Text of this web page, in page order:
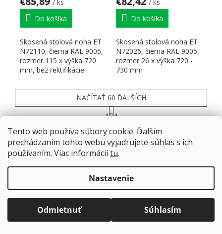
Tento web používa súbory cookie. Ďalším
prechádzaním tohto webu vyjadrujete súhlas s ich
používaním. Viac informáciítu.
Nastavenie
Odmietnuť Súhlasím
Doprava zadarmopre balíkové zásielky v hodnote
nad120 EUR*.
Balíky zasielame už od4 EUR.
ZRÝCHĽUJEME.
/ ks
Do košíka
Skosená stolová noha ET
N72110, čierna RAL 9005,
rozmer 115 x výška 720
mm, bez rektifikácie
/ ks
Do košíka
Skosená stolová noha ET
N72026, čierna RAL 9005,
rozmer 26 x výška 720 -
730 mm
Ovládacie prvky výpisu
NAČÍTAŤ 60 ĎALŠÍCH
Stránkovanie
1 4
182položiek celkom
HORE
ZÁPÄTIE
Informácie pre vás
Ako nakupovať